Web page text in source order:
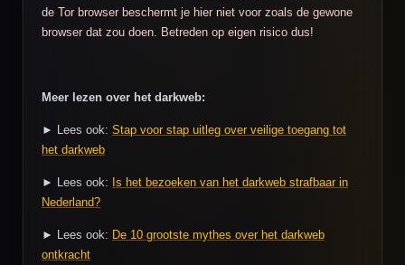
de Tor browser beschermt je hier niet voor zoals de gewone
browser dat zou doen. Betreden op eigen risico dus!
Meer lezen over het darkweb:
► Lees ook: Stap voor stap uitleg over veilige toegang tot
het darkweb
► Lees ook: Is het bezoeken van het darkweb strafbaar in
Nederland?
► Lees ook: De 10 grootste mythes over het darkweb
ontkracht